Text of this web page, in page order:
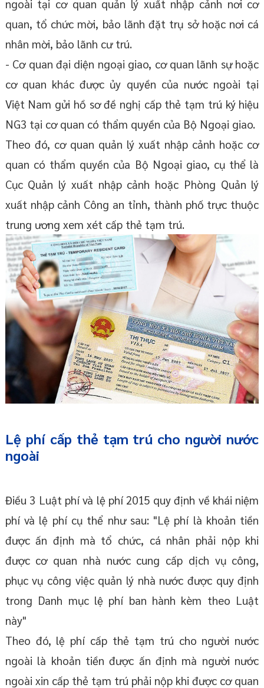
ngoài tại cơ quan quản lý xuất nhập cảnh nơi cơ
quan, tổ chức mời, bảo lãnh đặt trụ sở hoặc nơi cá
nhân mời, bảo lãnh cư trú.
- Cơ quan đại diện ngoại giao, cơ quan lãnh sự hoặc
cơ quan khác được ủy quyền của nước ngoài tại
Việt Nam gửi hồ sơ đề nghị cấp thẻ tạm trú ký hiệu
NG3 tại cơ quan có thẩm quyền của Bộ Ngoại giao.
Theo đó, cơ quan quản lý xuất nhập cảnh hoặc cơ
quan có thẩm quyền của Bộ Ngoại giao, cụ thể là
Cục Quản lý xuất nhập cảnh hoặc Phòng Quản lý
xuất nhập cảnh Công an tỉnh, thành phố trực thuộc
trung ương xem xét cấp thẻ tạm trú.
Lệ phí cấp thẻ tạm trú cho người nước
ngoài
Điều 3 Luật phí và lệ phí 2015 quy định về khái niệm
phí và lệ phí cụ thể như sau: "Lệ phí là khoản tiền
được ấn định mà tổ chức, cá nhân phải nộp khi
được cơ quan nhà nước cung cấp dịch vụ công,
phục vụ công việc quản lý nhà nước được quy định
trong Danh mục lệ phí ban hành kèm theo Luật
này"
Theo đó, lệ phí cấp thẻ tạm trú cho người nước
ngoài là khoản tiền được ấn định mà người nước
ngoài xin cấp thẻ tạm trú phải nộp khi được cơ quan